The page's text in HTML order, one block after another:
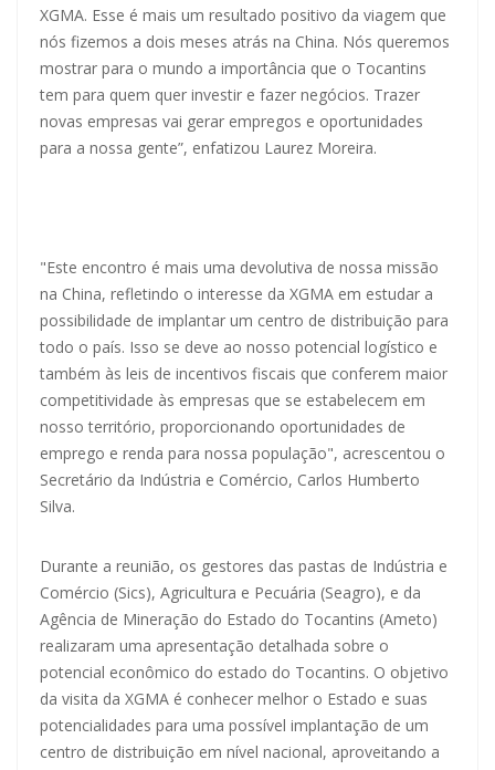
XGMA. Esse é mais um resultado positivo da viagem que
nós fizemos a dois meses atrás na China. Nós queremos
mostrar para o mundo a importância que o Tocantins
tem para quem quer investir e fazer negócios. Trazer
novas empresas vai gerar empregos e oportunidades
para a nossa gente”, enfatizou Laurez Moreira.
"Este encontro é mais uma devolutiva de nossa missão
na China, refletindo o interesse da XGMA em estudar a
possibilidade de implantar um centro de distribuição para
todo o país. Isso se deve ao nosso potencial logístico e
também às leis de incentivos fiscais que conferem maior
competitividade às empresas que se estabelecem em
nosso território, proporcionando oportunidades de
emprego e renda para nossa população", acrescentou o
Secretário da Indústria e Comércio, Carlos Humberto
Silva.
Durante a reunião, os gestores das pastas de Indústria e
Comércio (Sics), Agricultura e Pecuária (Seagro), e da
Agência de Mineração do Estado do Tocantins (Ameto)
realizaram uma apresentação detalhada sobre o
potencial econômico do estado do Tocantins. O objetivo
da visita da XGMA é conhecer melhor o Estado e suas
potencialidades para uma possível implantação de um
centro de distribuição em nível nacional, aproveitando a